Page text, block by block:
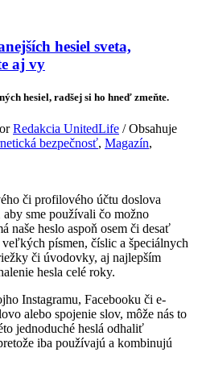
hesiel sveta,
aj vy
hesiel, radšej si ho hneď zmeňte.
Redakcia UnitedLife / Obsahuje
bezpečnosť, Magazín,
či profilového účtu doslova
sme používali čo možno
naše heslo aspoň osem či desať
písmen, číslic a špeciálnych
či úvodovky, aj najlepším
hesla celé roky.
Instagramu, Facebooku či e-
alebo spojenie slov, môže nás to
jednoduché heslá odhaliť
iba používajú a kombinujú